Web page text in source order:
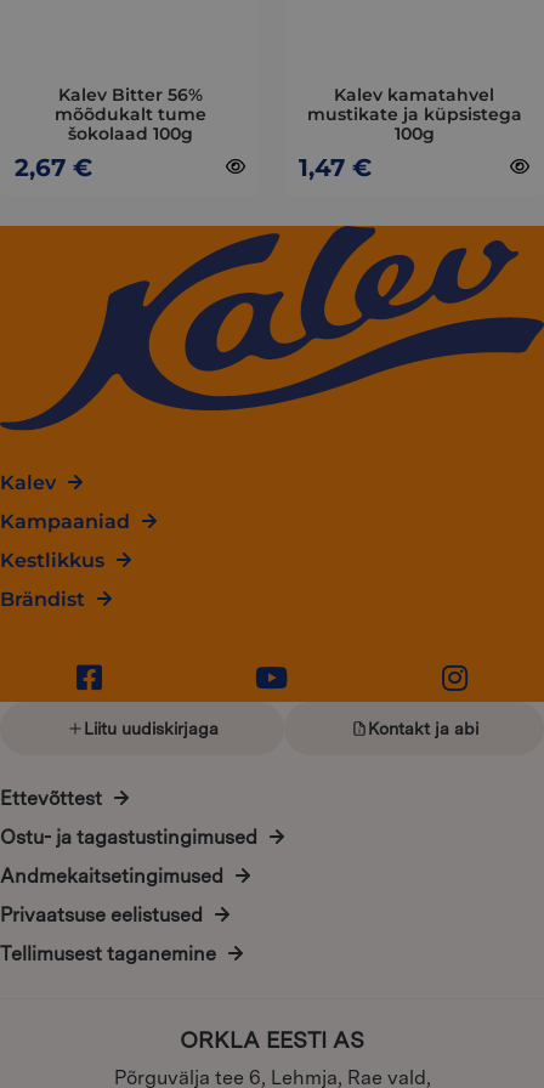
Kalev Bitter 56%
mõõdukalt tume
šokolaad 100g
2,67 €
page
Kalev kamatahvel
mustikate ja küpsistega
100g
1,47 €
the
page
Kalev
Kampaaniad
Kestlikkus
Brändist
Liitu uudiskirjaga Kontakt ja abi
Ettevõttest
Ostu- ja tagastustingimused
Andmekaitsetingimused
Privaatsuse eelistused
Tellimusest taganemine
ORKLA EESTI AS
Põrguvälja tee 6, Lehmja, Rae vald,